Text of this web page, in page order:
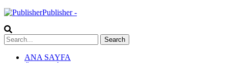
Publisher -
ANA SAYFA